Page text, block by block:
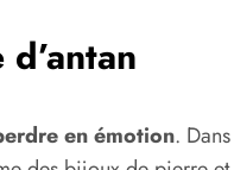
en émotion.